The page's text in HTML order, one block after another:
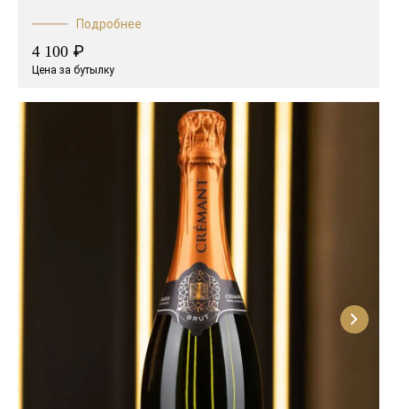
Подробнее
4 100 ₽
Цена за бутылку